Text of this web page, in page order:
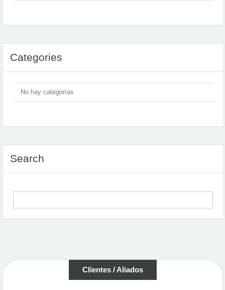
Categories
No hay categorías
Search
Clientes / Aliados